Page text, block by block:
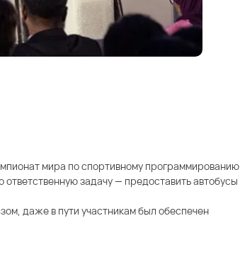
мира по спортивному программированию
задачу — предоставить автобусы
даже в пути участникам был обеспечен